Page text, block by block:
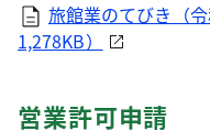
旅館業のてびき（
1,278KB）
営業許可申請